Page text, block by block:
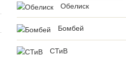
Обелиск
Бомбей
СТиВ